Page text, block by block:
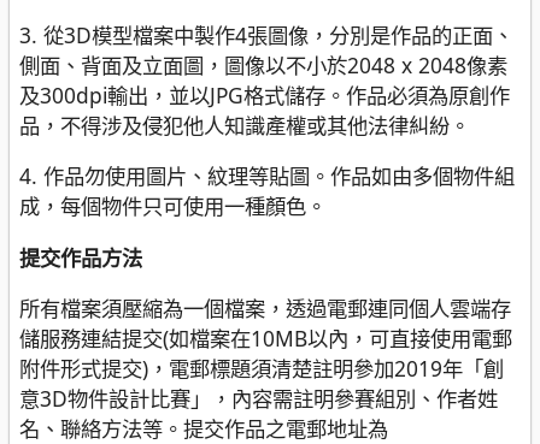
3. 從3D模型檔案中製作4張圖像，分別是作品的正面、
側面、背面及立面圖，圖像以不小於2048 x 2048像素
及300dpi輸出，並以JPG格式儲存。作品必須為原創作
品，不得涉及侵犯他人知識產權或其他法律糾紛。
4. 作品勿使用圖片、紋理等貼圖。作品如由多個物件組
成，每個物件只可使用一種顏色。
提交作品方法
所有檔案須壓縮為一個檔案，透過電郵連同個人雲端存
儲服務連結提交(如檔案在10MB以內，可直接使用電郵
附件形式提交)，電郵標題須清楚註明參加2019年「創
意3D物件設計比賽」，內容需註明參賽組別、作者姓
名、聯絡方法等。提交作品之電郵地址為